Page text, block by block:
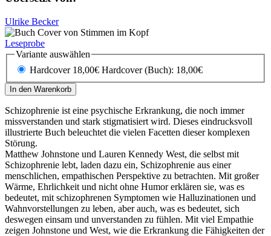
Ulrike Becker
Leseprobe
Variante auswählen
Hardcover 18,00€
Hardcover (Buch): 18,00€
In den Warenkorb
Schizophrenie ist eine psychische Erkrankung, die noch immer
missverstanden und stark stigmatisiert wird. Dieses eindrucksvoll
illustrierte Buch beleuchtet die vielen Facetten dieser komplexen
Störung.
Matthew Johnstone und Lauren Kennedy West, die selbst mit
Schizophrenie lebt, laden dazu ein, Schizophrenie aus einer
menschlichen, empathischen Perspektive zu betrachten. Mit großer
Wärme, Ehrlichkeit und nicht ohne Humor erklären sie, was es
bedeutet, mit schizophrenen Symptomen wie Halluzinationen und
Wahnvorstellungen zu leben, aber auch, was es bedeutet, sich
deswegen einsam und unverstanden zu fühlen. Mit viel Empathie
zeigen Johnstone und West, wie die Erkrankung die Fähigkeiten der